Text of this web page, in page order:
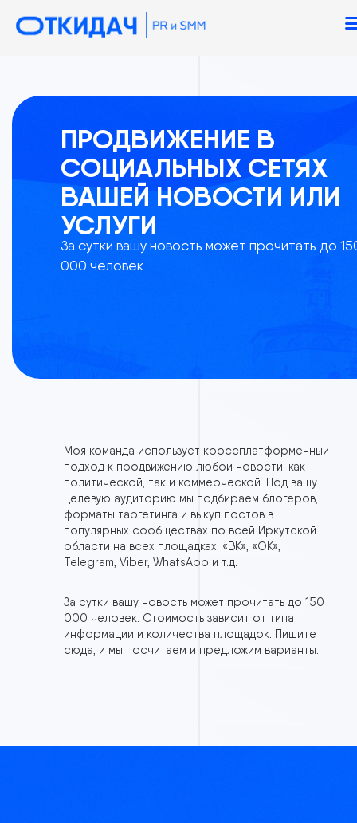
ПРОДВИЖЕНИЕ В
СОЦИАЛЬНЫХ СЕТЯХ
ВАШЕЙ НОВОСТИ ИЛИ
УСЛУГИ
За сутки вашу новость может прочитать до
000 человек
Моя команда использует кроссплатформенный
подход к продвижению любой новости: как
политической, так и коммерческой. Под вашу
целевую аудиторию мы подбираем блогеров,
форматы таргетинга и выкуп постов в
популярных сообществах по всей Иркутской
области на всех площадках: «ВК», «ОК»,
Telegram, Viber, WhatsApp и т.д.
За сутки вашу новость может прочитать до 150
000 человек. Стоимость зависит от типа
информации и количества площадок. Пишите
сюда, и мы посчитаем и предложим варианты.